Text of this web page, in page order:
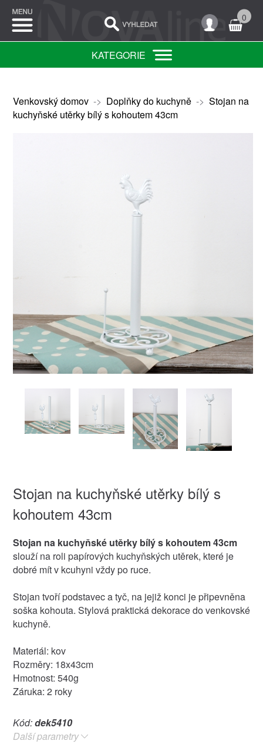
0
KATEGORIE
Venkovský domov-> Doplňky do kuchyně-> Stojan na
kuchyňské utěrky bílý s kohoutem 43cm
Stojan na kuchyňské utěrky bílý s
kohoutem 43cm
Stojan na kuchyňské utěrky bílý s kohoutem 43cm
slouží na roli papírových kuchyňských utěrek, které je
dobré mít v kcuhyni vždy po ruce.
Stojan tvoří podstavec a tyč, na jejiž konci je připevněna
soška kohouta. Stylová praktická dekorace do venkovské
kuchyně.
Materiál: kov
Rozměry: 18x43cm
Hmotnost: 540g
Záruka: 2 roky
Kód:dek5410
Další parametry